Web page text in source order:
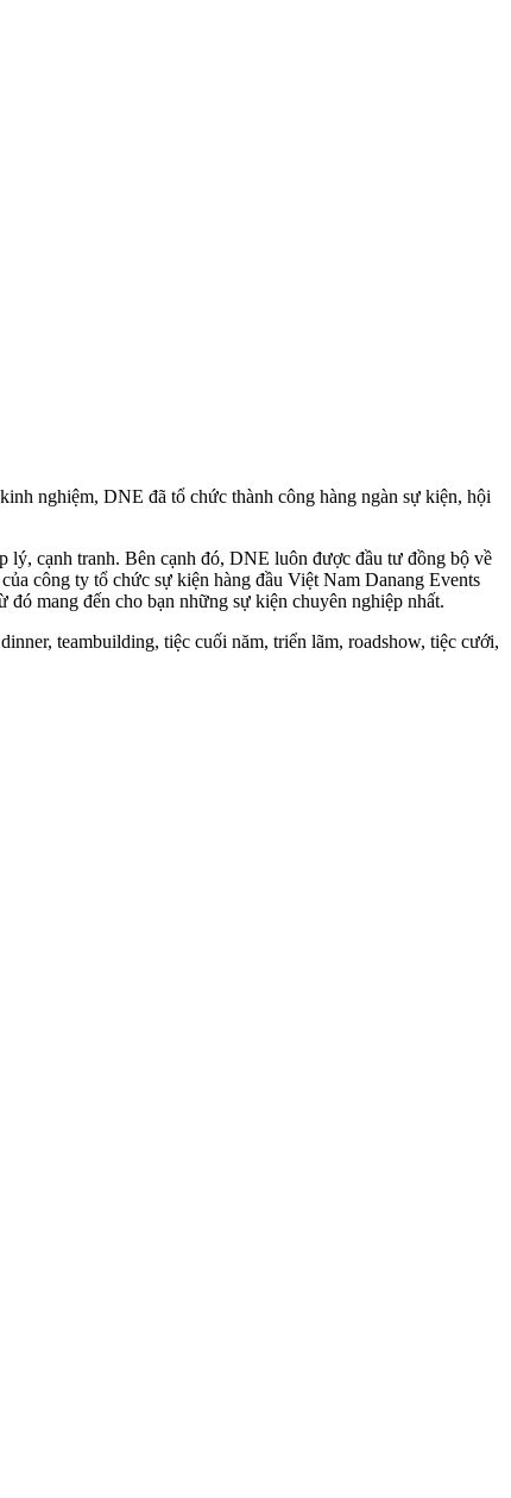
nghiệm, DNE đã tổ chức thành công hàng ngàn sự kiện, hội
cạnh tranh. Bên cạnh đó, DNE luôn được đầu tư đồng bộ về
công ty tổ chức sự kiện hàng đầu Việt Nam Danang Events
mang đến cho bạn những sự kiện chuyên nghiệp nhất.
teambuilding, tiệc cuối năm, triển lãm, roadshow, tiệc cưới,